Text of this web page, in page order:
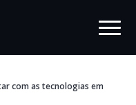
com as tecnologias em